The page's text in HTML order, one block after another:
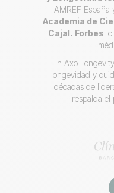
AMREF España
Academia de
Cajal. Forbes
En Axo
longevidad y
décadas de
respalda el